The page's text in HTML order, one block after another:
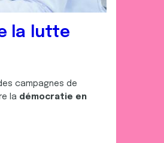
la lutte
campagnes de
la démocratie en